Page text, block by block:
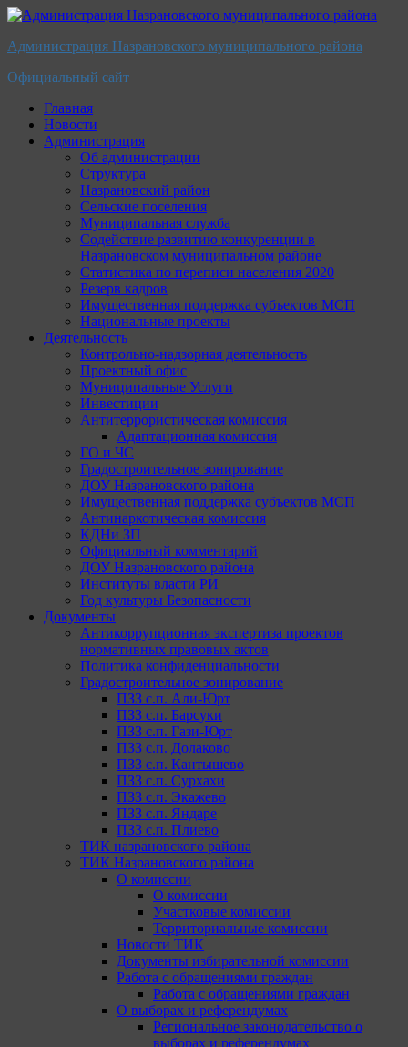
Перейти
содержимому
Администрация Назрановского муниципального района
Официальный сайт
Главная
Новости
Администрация
Об администрации
Структура
Назрановский район
Сельские поселения
Муниципальная служба
Содействие развитию конкуренции в
Назрановском муниципальном районе
Статистика по переписи населения 2020
Резерв кадров
Имущественная поддержка субъектов МСП
Национальные проекты
Деятельность
Контрольно-надзорная деятельность
Проектный офис
Муниципальные Услуги
Инвестиции
Антитеррористическая комиссия
Адаптационная комиссия
ГО и ЧС
Градостроительное зонирование
ДОУ Назрановского района
Имущественная поддержка субъектов МСП
Антинаркотическая комиссия
КДНи ЗП
Официальный комментарий
ДОУ Назрановского района
Институты власти РИ
Год культуры Безопасности
Документы
Антикоррупционная экспертиза проектов
нормативных правовых актов
Политика конфиденциальности
Градостроительное зонирование
ПЗЗ с.п. Али-Юрт
ПЗЗ с.п. Барсуки
ПЗЗ с.п. Гази-Юрт
ПЗЗ с.п. Долаково
ПЗЗ с.п. Кантышево
ПЗЗ с.п. Сурхахи
ПЗЗ с.п. Экажево
ПЗЗ с.п. Яндаре
ПЗЗ с.п. Плиево
ТИК назрановского района
ТИК Назрановского района
О комиссии
О комиссии
Участковые комиссии
Территориальные комиссии
Новости ТИК
Документы избирательной комиссии
Работа с обращениями граждан
Работа с обращениями граждан
О выборах и референдумах
Региональное законодательство о
выборах и референдумах